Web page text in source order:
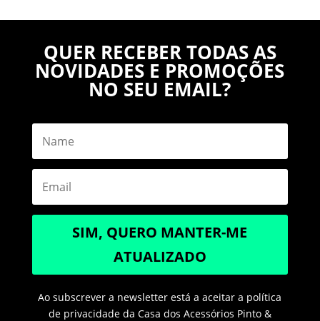
QUER RECEBER TODAS AS
NOVIDADES E PROMOÇÕES
NO SEU EMAIL?
SIM, QUERO MANTER-ME
ATUALIZADO
Ao subscrever a newsletter está a aceitar a política
de privacidade da Casa dos Acessórios Pinto &